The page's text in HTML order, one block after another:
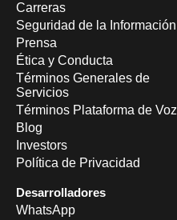
Carreras
Seguridad de la Información
Prensa
Ética y Conducta
Términos Generales de
Servicios
Términos Plataforma de Voz
Blog
Investors
Política de Privacidad
Desarrolladores
WhatsApp